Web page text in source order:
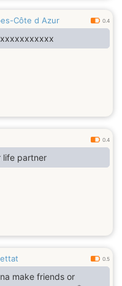
Côte d Azur 0.4
0.4
life partner
0.5
make friends or